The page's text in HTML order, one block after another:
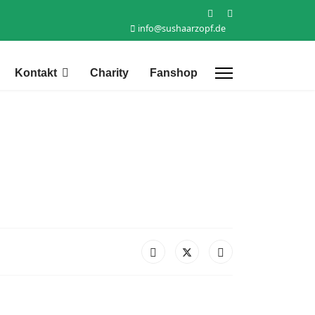
info@sushaarzopf.de
Kontakt Charity Fanshop